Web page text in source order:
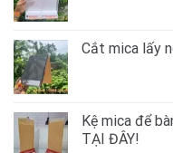
Cắt mica lấy
Kệ mica để
TẠI ĐÂY!